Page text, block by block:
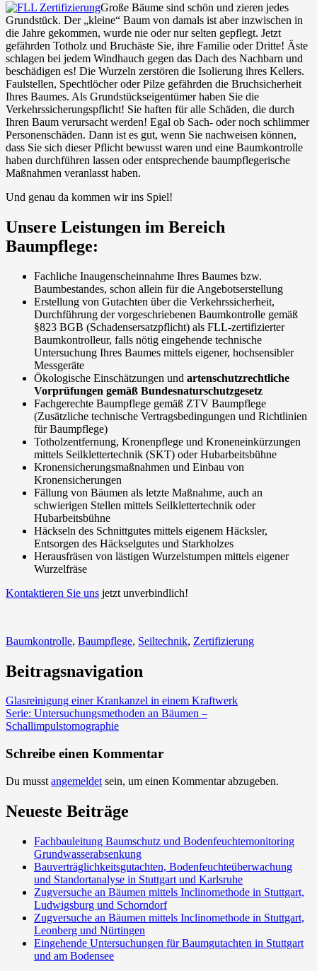
Große Bäume sind schön und zieren jedes
Grundstück. Der „kleine“ Baum von damals ist aber inzwischen in
die Jahre gekommen, wurde nie oder nur selten gepflegt. Jetzt
gefährden Totholz und Bruchäste Sie, ihre Familie oder Dritte! Äste
schlagen bei jedem Windhauch gegen das Dach des Nachbarn und
beschädigen es! Die Wurzeln zerstören die Isolierung ihres Kellers.
Faulstellen, Spechtlöcher oder Pilze gefährden die Bruchsicherheit
Ihres Baumes. Als Grundstückseigentümer haben Sie die
Verkehrssicherungspflicht! Sie haften für alle Schäden, die durch
Ihren Baum verursacht werden! Egal ob Sach- oder noch schlimmer
Personenschäden. Dann ist es gut, wenn Sie nachweisen können,
dass Sie sich dieser Pflicht bewusst waren und eine Baumkontrolle
haben durchführen lassen oder entsprechende baumpflegerische
Maßnahmen veranlasst haben.
Und genau da kommen wir ins Spiel!
Unsere Leistungen im Bereich
Baumpflege:
Fachliche Inaugenscheinnahme Ihres Baumes bzw.
Baumbestandes, schon allein für die Angebotserstellung
Erstellung von Gutachten über die Verkehrssicherheit,
Durchführung der vorgeschriebenen Baumkontrolle gemäß
§823 BGB (Schadensersatzpflicht) als FLL-zertifizierter
Baumkontrolleur, falls nötig eingehende technische
Untersuchung Ihres Baumes mittels eigener, hochsensibler
Messgeräte
Ökologische Einschätzungen und artenschutzrechtliche
Vorprüfungen gemäß Bundesnaturschutzgesetz
Fachgerechte Baumpflege gemäß ZTV Baumpflege
(Zusätzliche technische Vertragsbedingungen und Richtlinien
für Baumpflege)
Totholzentfernung, Kronenpflege und Kroneneinkürzungen
mittels Seilklettertechnik (SKT) oder Hubarbeitsbühne
Kronensicherungsmaßnahmen und Einbau von
Kronensicherungen
Fällung von Bäumen als letzte Maßnahme, auch an
schwierigen Stellen mittels Seilklettertechnik oder
Hubarbeitsbühne
Häckseln des Schnittgutes mittels eigenem Häcksler,
Entsorgen des Häckselgutes und Starkholzes
Herausfräsen von lästigen Wurzelstumpen mittels eigener
Wurzelfräse
Kontaktieren Sie uns jetzt unverbindlich!
Baumkontrolle, Baumpflege, Seiltechnik, Zertifizierung
Beitragsnavigation
Glasreinigung einer Krankanzel in einem Kraftwerk
Serie: Untersuchungsmethoden an Bäumen –
Schallimpulstomographie
Schreibe einen Kommentar
Du musst angemeldet sein, um einen Kommentar abzugeben.
Neueste Beiträge
Fachbauleitung Baumschutz und Bodenfeuchtemonitoring
Grundwasserabsenkung
Bauverträglichkeitsgutachten, Bodenfeuchteüberwachung
und Standortanalyse in Stuttgart und Karlsruhe
Zugversuche an Bäumen mittels Inclinomethode in Stuttgart,
Ludwigsburg und Schorndorf
Zugversuche an Bäumen mittels Inclinomethode in Stuttgart,
Leonberg und Nürtingen
Eingehende Untersuchungen für Baumgutachten in Stuttgart
und am Bodensee